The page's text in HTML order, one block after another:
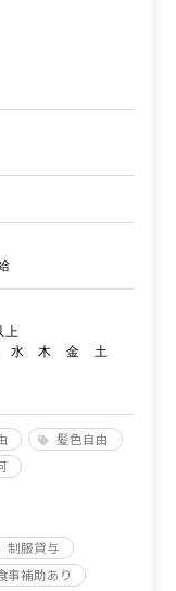
上
水 木 金 土
髪色自由
制服貸与
事補助あり